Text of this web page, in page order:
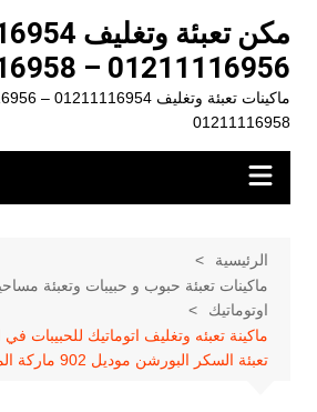
المحتوى01211116956 – 01211116958
01211116958
الرئيسية
ماكينات تعبئة حبوب و حبيبات وتعبئة
اوتوماتيك
ماكينة تعبئه وتغليف اتوماتيك للحبيبات
تعبئة السكر البورشن موديل 902 ماركة المهندس منسى